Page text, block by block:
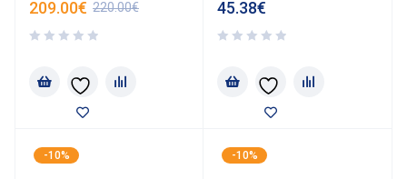
220.00€
209.00€ 45.38€
-10% -10%